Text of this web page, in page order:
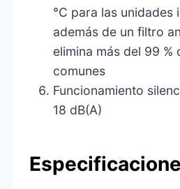
°C para las
además de un filtro
elimina más del 99 %
comunes
Funcionamiento
18 dB(A)